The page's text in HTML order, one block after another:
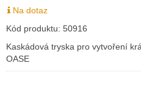
Na dotaz
Kód produktu: 50916
Kaskádová tryska pro vytvoření
OASE